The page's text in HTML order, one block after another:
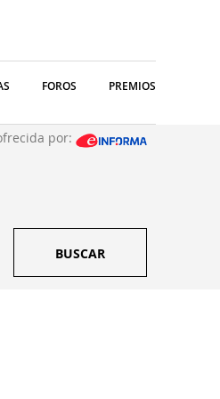
FOROS PREMIOS
por:
BUSCAR